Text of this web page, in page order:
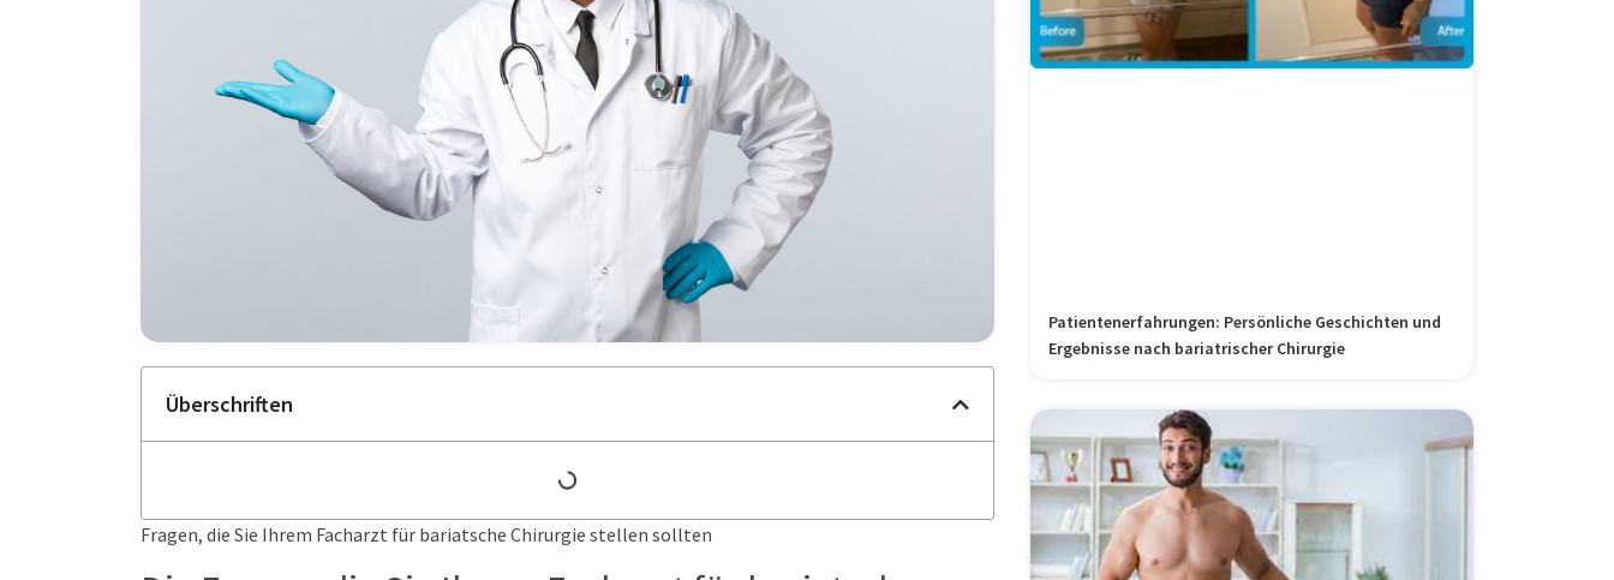
Überschriften
Fragen, die Sie Ihrem Facharzt für bariatsche Chirurgie stellen sollten
Patientenerfahrungen: Persönliche Geschichten und
Ergebnisse nach bariatrischer Chirurgie